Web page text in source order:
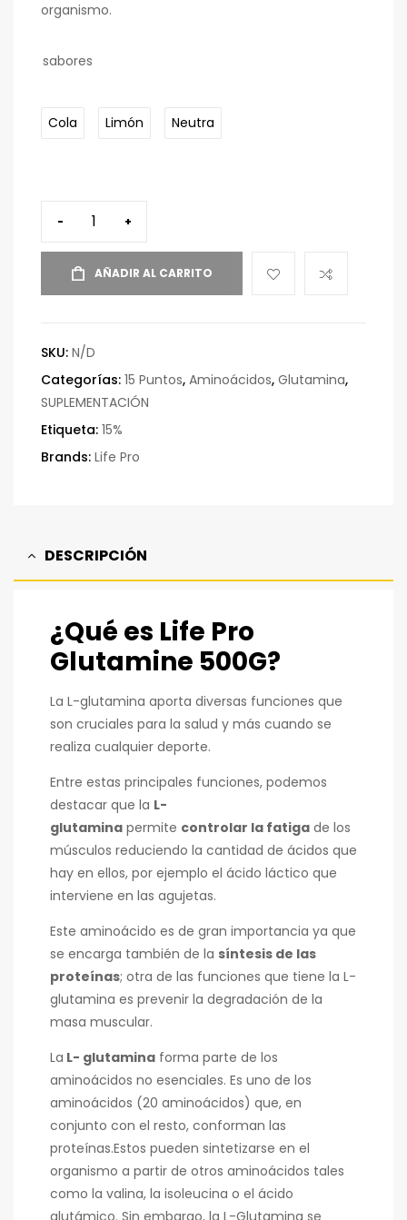
organismo.
sabores
Cola Limón Neutra
- +
AÑADIR AL CARRITO
SKU: N/D
Categorías: 15 Puntos, Aminoácidos, Glutamina,
SUPLEMENTACIÓN
Etiqueta: 15%
Brands: Life Pro
DESCRIPCIÓN
¿Qué es Life Pro
Glutamine 500G?
La L-glutamina aporta diversas funciones que
son cruciales para la salud y más cuando se
realiza cualquier deporte.
Entre estas principales funciones, podemos
destacar que la L-
glutamina permite controlar la fatiga de los
músculos reduciendo la cantidad de ácidos que
hay en ellos, por ejemplo el ácido láctico que
interviene en las agujetas.
Este aminoácido es de gran importancia ya que
se encarga también de la síntesis de las
proteínas; otra de las funciones que tiene la L-
glutamina es prevenir la degradación de la
masa muscular.
La L- glutamina forma parte de los
aminoácidos no esenciales. Es uno de los
aminoácidos (20 aminoácidos) que, en
conjunto con el resto, conforman las
proteínas.Estos pueden sintetizarse en el
organismo a partir de otros aminoácidos tales
como la valina, la isoleucina o el ácido
glutámico. Sin embargo, la L-Glutamina se